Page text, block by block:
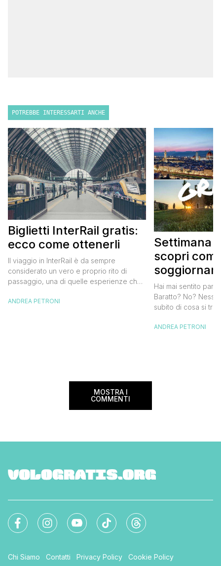
POTREBBE INTERESSARTI ANCHE
Biglietti InterRail gratis:
ecco come ottenerli
Il viaggio in InterRail è da sempre
considerato un vero e proprio rito di
passaggio, una di quelle esperienze che
alla libertà. Da pochi giorni è arrivata una
ANDREA PETRONI
Settimana
scopri
bed and
Hai mai sentito
Baratto? No?
subito di cosa si
tantissimo perché ti
ANDREA PETRONI
MOSTRA I
COMMENTI
Chi Siamo Contatti Privacy Policy
Cookie Policy